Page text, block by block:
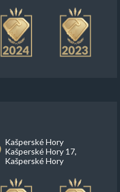
Kašperské Hory
Kašperské Hory 17,
Kašperské Hory